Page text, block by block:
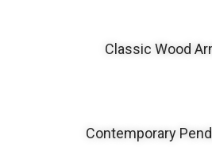
Classic Wood
Contemporary